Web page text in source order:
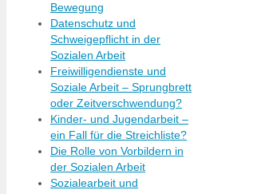
Bewegung
Datenschutz und
Schweigepflicht in der
Sozialen Arbeit
Freiwilligendienste und
Soziale Arbeit – Sprungbrett
oder Zeitverschwendung?
Kinder- und Jugendarbeit –
ein Fall für die Streichliste?
Die Rolle von Vorbildern in
der Sozialen Arbeit
Sozialearbeit und